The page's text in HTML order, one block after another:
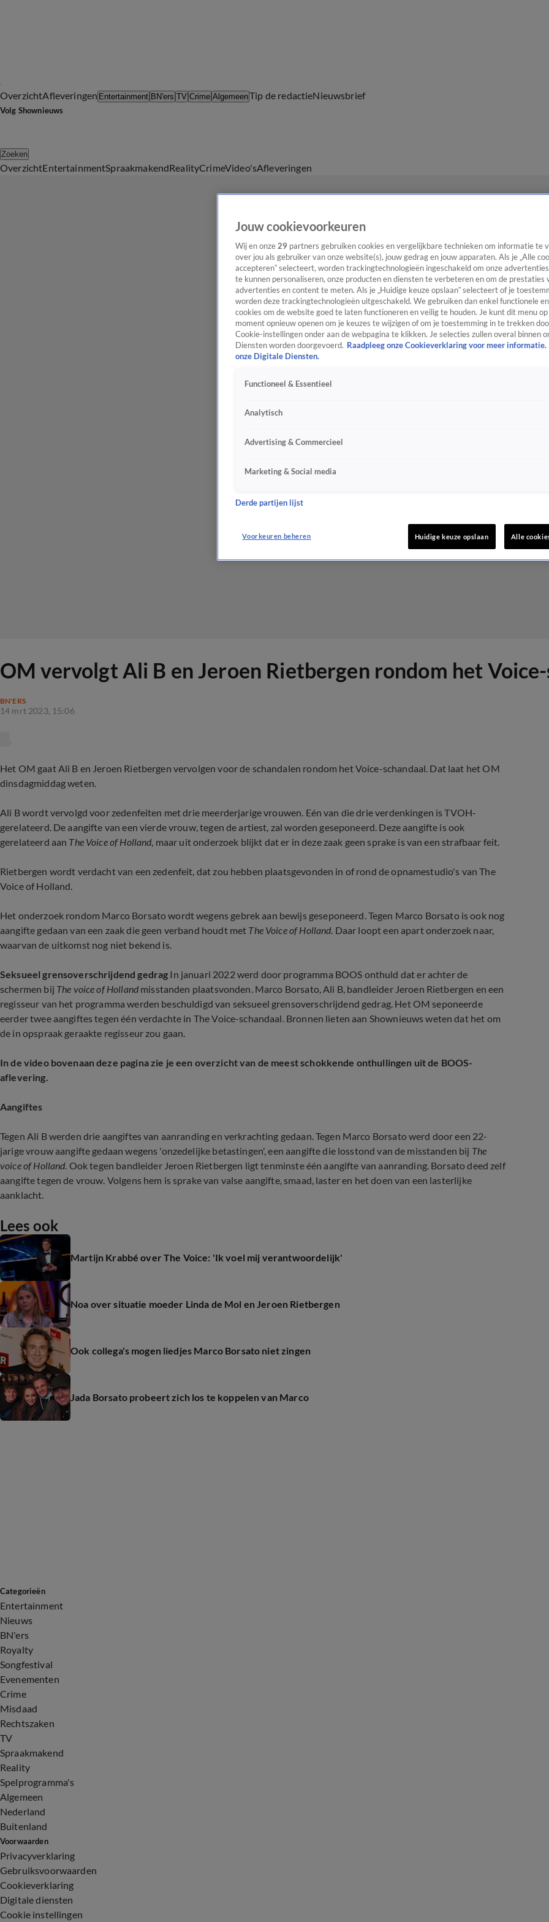
OverzichtAfleveringen Entertainment BN'ers TV Crime AlgemeenTip de redactieNieuwsbrief
Volg Shownieuws
Zoeken
OverzichtEntertainmentSpraakmakendRealityCrimeVideo'sAfleveringen
OM vervolgt Ali B en Jeroen Rietbergen rondom het
BN'ERS
14 mrt 2023, 15:06
Het OM gaat Ali B en Jeroen Rietbergen vervolgen voor de schandalen rondom het Voice-schandaal. Dat laat het OM
dinsdagmiddag weten.
Ali B wordt vervolgd voor zedenfeiten met drie meerderjarige vrouwen. Eén van die drie verdenkingen is TVOH-
gerelateerd. De aangifte van een vierde vrouw, tegen de artiest, zal worden geseponeerd. Deze aangifte is ook
gerelateerd aan The Voice of Holland, maar uit onderzoek blijkt dat er in deze zaak geen sprake is van een strafbaar feit.
Rietbergen wordt verdacht van een zedenfeit, dat zou hebben plaatsgevonden in of rond de opnamestudio's van The
Voice of Holland.
Het onderzoek rondom Marco Borsato wordt wegens gebrek aan bewijs geseponeerd. Tegen Marco Borsato is ook nog
aangifte gedaan van een zaak die geen verband houdt met The Voice of Holland. Daar loopt een apart onderzoek naar,
waarvan de uitkomst nog niet bekend is.
Seksueel grensoverschrijdend gedrag In januari 2022 werd door programma BOOS onthuld dat er achter de
schermen bij The voice of Hollandmisstanden plaatsvonden. Marco Borsato, Ali B, bandleider Jeroen Rietbergen en een
regisseur van het programma werden beschuldigd van seksueel grensoverschrijdend gedrag. Het OM seponeerde
eerder twee aangiftes tegen één verdachte in The Voice-schandaal. Bronnen lieten aan Shownieuws weten dat het om
de in opspraak geraakte regisseur zou gaan.
In de video bovenaan deze pagina zie je een overzicht van de meest schokkende onthullingen uit de BOOS-
aflevering.
Aangiftes
Tegen Ali B werden drie aangiftes van aanranding en verkrachting gedaan. Tegen Marco Borsato werd door een 22-
jarige vrouw aangifte gedaan wegens 'onzedelijke betastingen', een aangifte die losstond van de misstanden bij The
voice of Holland. Ook tegen bandleider Jeroen Rietbergen ligt tenminste één aangifte van aanranding. Borsato deed zelf
aangifte tegen de vrouw. Volgens hem is sprake van valse aangifte, smaad, laster en het doen van een lasterlijke
aanklacht.
Lees ook
Martijn Krabbé over The Voice: 'Ik voel mij verantwoordelijk'
Noa over situatie moeder Linda de Mol en Jeroen Rietbergen
Ook collega's mogen liedjes Marco Borsato niet zingen
Jada Borsato probeert zich los te koppelen van Marco
Categorieën
Entertainment
Nieuws
BN'ers
Royalty
Songfestival
Evenementen
Crime
Misdaad
Rechtszaken
TV
Spraakmakend
Reality
Spelprogramma's
Algemeen
Nederland
Buitenland
Voorwaarden
Privacyverklaring
Gebruiksvoorwaarden
Cookieverklaring
Digitale diensten
Cookie instellingen
Jouw cookievoorkeuren
Wij en onze 29 partners gebruiken cookies en vergelijkbare technieken om informatie te
over jou als gebruiker van onze website(s), jouw gedrag en jouw apparaten. Als je „Alle
accepteren” selecteert, worden trackingtechnologieën ingeschakeld om onze
te kunnen personaliseren, onze producten en diensten te verbeteren en om de prestaties
advertenties en content te meten. Als je „Huidige keuze opslaan” selecteert of je
worden deze trackingtechnologieën uitgeschakeld. We gebruiken dan enkel functionele
cookies om de website goed te laten functioneren en veilig te houden. Je kunt dit menu
moment opnieuw openen om je keuzes te wijzigen of om je toestemming in te trekken
Cookie-instellingen onder aan de webpagina te klikken. Je selecties zullen overal binnen
Diensten worden doorgevoerd. Raadpleeg onze Cookieverklaring voor meer informatie.
onze Digitale Diensten.
Functioneel & Essentieel
Analytisch
Advertising & Commercieel
Marketing & Social media
Derde partijen lijst
Voorkeuren beheren Huidige keuze opslaan Alle